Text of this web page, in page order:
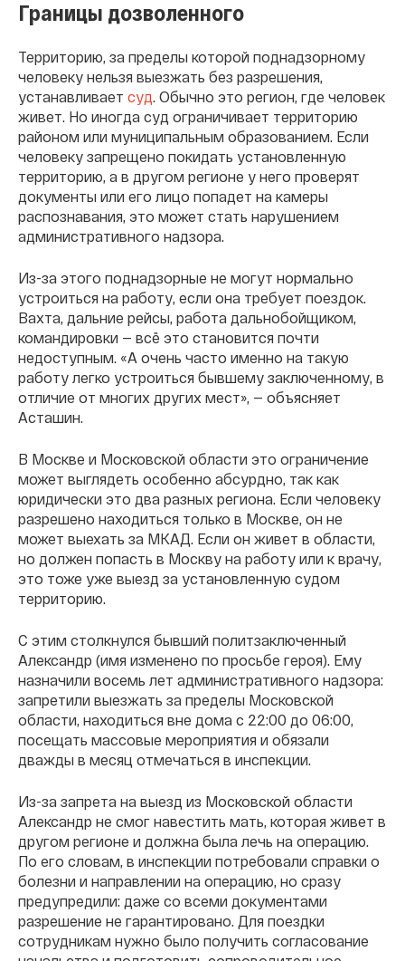
Границы дозволенного
Территорию, за пределы которой поднадзорному
человеку нельзя выезжать без разрешения,
устанавливает суд . Обычно это регион, где человек
живет. Но иногда суд ограничивает территорию
районом или муниципальным образованием. Если
человеку запрещено покидать установленную
территорию, а в другом регионе у него проверят
документы или его лицо попадет на камеры
распознавания, это может стать нарушением
административного надзора.
Из-за этого поднадзорные не могут нормально
устроиться на работу, если она требует поездок.
Вахта, дальние рейсы, работа дальнобойщиком,
командировки — всё это становится почти
недоступным. «А очень часто именно на такую
работу легко устроиться бывшему заключенному, в
отличие от многих других мест», — объясняет
Асташин.
В Москве и Московской области это ограничение
может выглядеть особенно абсурдно, так как
юридически это два разных региона. Если человеку
разрешено находиться только в Москве, он не
может выехать за МКАД. Если он живет в области,
но должен попасть в Москву на работу или к врачу,
это тоже уже выезд за установленную судом
территорию.
С этим столкнулся бывший политзаключенный
Александр (имя изменено по просьбе героя). Ему
назначили восемь лет административного надзора:
запретили выезжать за пределы Московской
области, находиться вне дома с 22:00 до 06:00,
посещать массовые мероприятия и обязали
дважды в месяц отмечаться в инспекции.
Из-за запрета на выезд из Московской области
Александр не смог навестить мать, которая живет в
другом регионе и должна была лечь на операцию.
По его словам, в инспекции потребовали справки о
болезни и направлении на операцию, но сразу
предупредили: даже со всеми документами
разрешение не гарантировано. Для поездки
сотрудникам нужно было получить согласование